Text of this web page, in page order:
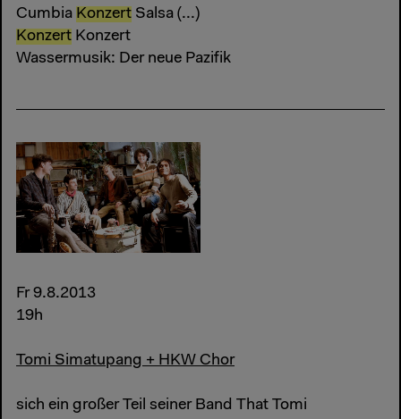
Cumbia Konzert Salsa (...)
Konzert Konzert
Wassermusik: Der neue Pazifik
Fr 9.8.2013
19h
Tomi Simatupang + HKW Chor
sich ein großer Teil seiner Band That Tomi